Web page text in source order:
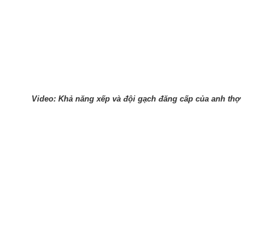
Video: Khả năng xếp và đội gạch đăng cấp của anh thợ